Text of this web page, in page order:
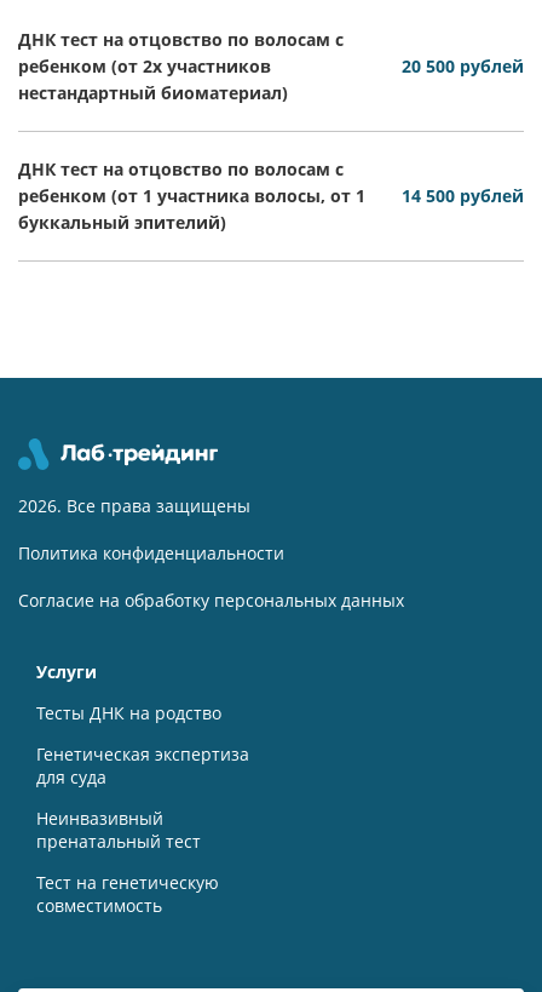
ДНК тест на отцовство по волосам с
ребенком (от 2х участников
нестандартный биоматериал)
20 500 рублей
ДНК тест на отцовство по волосам с
ребенком (от 1 участника волосы, от 1
буккальный эпителий)
14 500 рублей
2026. Все права защищены
Политика конфиденциальности
Согласие на обработку персональных данных
Услуги
Тесты ДНК на родство
Генетическая экспертиза
для суда
Неинвазивный
пренатальный тест
Тест на генетическую
совместимость